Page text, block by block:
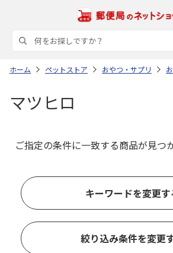
ホーム ペットストア おやつ・サプリ
マツヒロ
ご指定の条件に一致する商品が見つ
キーワードを変更す
絞り込み条件を変更